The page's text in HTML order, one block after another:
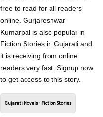
free to read for all readers
online. Gurjareshwar
Kumarpal is also popular in
Fiction Stories in Gujarati and
it is receiving from online
readers very fast. Signup now
to get access to this story.
Gujarati Novels - Fiction Stories